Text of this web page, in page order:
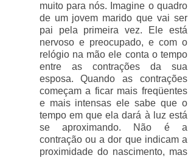
muito para nós. Imagine o quadro
de um jovem marido que vai ser
pai pela primeira vez. Ele está
nervoso e preocupado, e com o
relógio na mão ele conta o tempo
entre as contrações da sua
esposa. Quando as contrações
começam a ficar mais freqüentes
e mais intensas ele sabe que o
tempo em que ela dará à luz está
se aproximando. Não é a
contração ou a dor que indicam a
proximidade do nascimento, mas